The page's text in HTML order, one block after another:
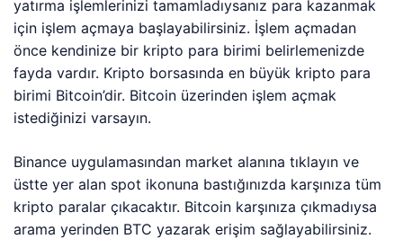
yatırma işlemlerinizi tamamladıysanız para kazanmak
için işlem açmaya başlayabilirsiniz. İşlem açmadan
önce kendinize bir kripto para birimi belirlemenizde
fayda vardır. Kripto borsasında en büyük kripto para
birimi Bitcoin’dir. Bitcoin üzerinden işlem açmak
istediğinizi varsayın.
Binance uygulamasından market alanına tıklayın ve
üstte yer alan spot ikonuna bastığınızda karşınıza tüm
kripto paralar çıkacaktır. Bitcoin karşınıza çıkmadıysa
arama yerinden BTC yazarak erişim sağlayabilirsiniz.